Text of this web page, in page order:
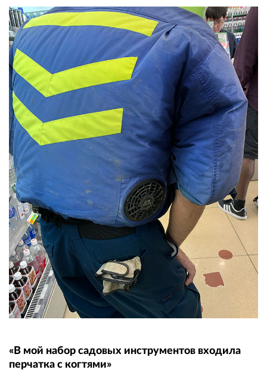
«В мой набор садовых инструментов входила
перчатка с когтями»